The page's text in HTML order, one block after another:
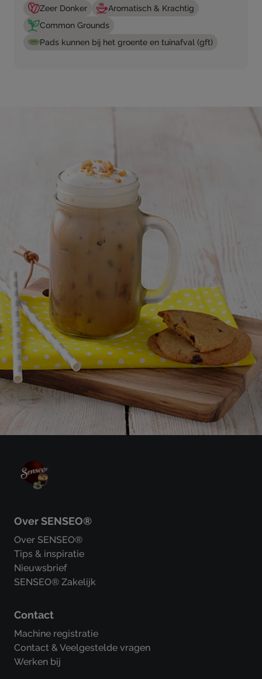
Zeer Donker
Aromatisch & Krachtig
Common Grounds
Pads kunnen bij het groente en tuinafval (gft)
Over SENSEO®
Over SENSEO®
Tips & inspiratie
Nieuwsbrief
SENSEO® Zakelijk
Contact
Machine registratie
Contact & Veelgestelde vragen
Werken bij